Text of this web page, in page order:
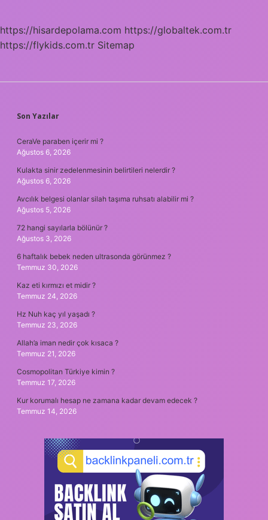
https://hisardepolama.com https://globaltek.com.tr
https://flykids.com.tr Sitemap
SIDEBAR
Son Yazılar
CeraVe paraben içerir mi ?
Ağustos 6, 2026
Kulakta sinir zedelenmesinin belirtileri nelerdir ?
Ağustos 6, 2026
Avcılık belgesi olanlar silah taşıma ruhsatı alabilir mi ?
Ağustos 5, 2026
72 hangi sayılarla bölünür ?
Ağustos 3, 2026
6 haftalık bebek neden ultrasonda görünmez ?
Temmuz 30, 2026
Kaz eti kırmızı et midir ?
Temmuz 24, 2026
Hz Nuh kaç yıl yaşadı ?
Temmuz 23, 2026
Allah’a iman nedir çok kısaca ?
Temmuz 21, 2026
Cosmopolitan Türkiye kimin ?
Temmuz 17, 2026
Kur korumalı hesap ne zamana kadar devam edecek ?
Temmuz 14, 2026